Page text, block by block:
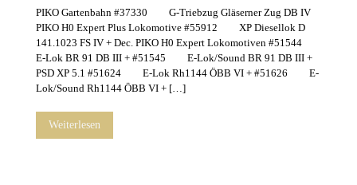
PIKO Gartenbahn #37330 G-Triebzug Gläserner Zug DB IV
PIKO H0 Expert Plus Lokomotive #55912 XP Diesellok D
141.1023 FS IV + Dec. PIKO H0 Expert Lokomotiven #51544
E-Lok BR 91 DB III + #51545 E-Lok/Sound BR 91 DB III +
PSD XP 5.1 #51624 E-Lok Rh1144 ÖBB VI + #51626 E-
Lok/Sound Rh1144 ÖBB VI + […]
Weiterlesen